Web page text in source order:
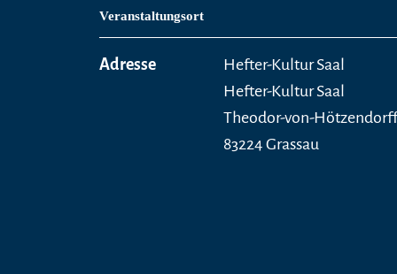
Veranstaltungsort
Adresse
Hefter-Kultur Saal
Hefter-Kultur Saal
Theodor-von-
83224 Grassau